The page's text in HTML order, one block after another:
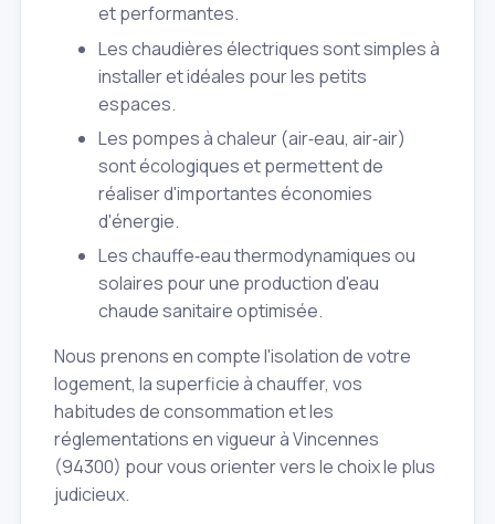
et performantes.
Les chaudières électriques sont simples à
installer et idéales pour les petits
espaces.
Les pompes à chaleur (air‑eau, air‑air)
sont écologiques et permettent de
réaliser d'importantes économies
d'énergie.
Les chauffe‑eau thermodynamiques ou
solaires pour une production d'eau
chaude sanitaire optimisée.
Nous prenons en compte l'isolation de votre
logement, la superficie à chauffer, vos
habitudes de consommation et les
réglementations en vigueur à Vincennes
(94300) pour vous orienter vers le choix le plus
judicieux.